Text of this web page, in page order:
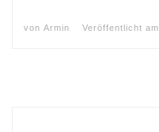
von Armin Veröffentlicht am